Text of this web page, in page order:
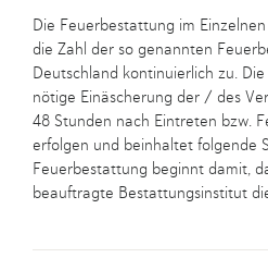
Die Feuerbestattung im
die Zahl der so genannten
Deutschland kontinuierlich zu.
nötige Einäscherung der / des
48 Stunden nach Eintreten bzw.
erfolgen und beinhaltet folgende
Feuerbestattung beginnt damit,
beauftragte Bestattungsinstitut